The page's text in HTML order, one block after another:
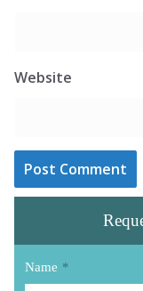
Website
Name *